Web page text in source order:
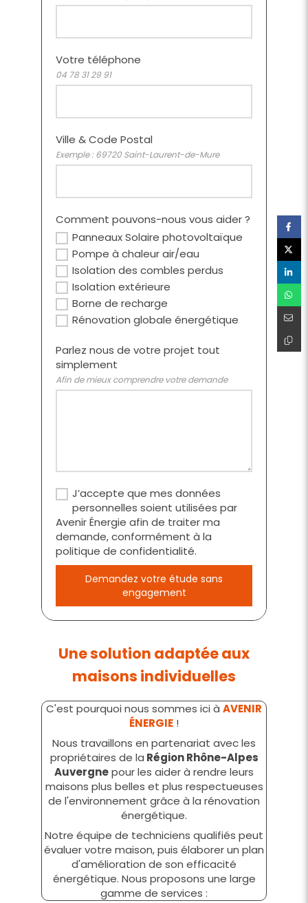
Votre téléphone
04 78 31 29 91
Ville & Code Postal
Exemple : 69720 Saint-Laurent-de-Mure
Comment pouvons-nous vous aider ?
Panneaux Solaire photovoltaïque
Pompe à chaleur air/eau
Isolation des combles perdus
Isolation extérieure
Borne de recharge
Rénovation globale énergétique
Parlez nous de votre projet tout
simplement
Afin de mieux comprendre votre demande
J’accepte que mes données
personnelles soient utilisées par
Avenir Énergie afin de traiter ma
demande, conformément à la
politique de confidentialité.
Demandez votre étude sans
engagement
Une solution adaptée aux
maisons individuelles
C'est pourquoi nous sommes ici à AVENIR
ÉNERGIE !
Nous travaillons en partenariat avec les
propriétaires de la Région Rhône-Alpes
Auvergnepour les aider à rendre leurs
maisons plus belles et plus respectueuses
de l'environnement grâce à la rénovation
énergétique.
Notre équipe de techniciens qualifiés peut
évaluer votre maison, puis élaborer un plan
d'amélioration de son efficacité
énergétique. Nous proposons une large
gamme de services :